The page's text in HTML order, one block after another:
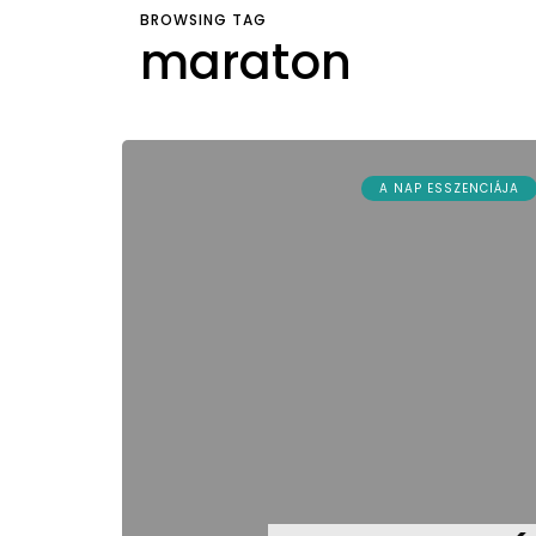
BROWSING TAG
maraton
A NAP ESSZENCIÁJA